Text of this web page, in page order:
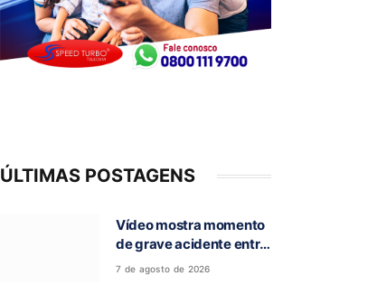
ÚLTIMAS POSTAGENS
Vídeo mostra momento
de grave acidente entre
ônibus e caminhão que
7 de agosto de 2026